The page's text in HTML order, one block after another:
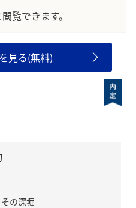
覧できます。
見る(無料)
の深堀